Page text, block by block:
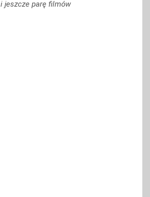
i jeszcze parę filmów